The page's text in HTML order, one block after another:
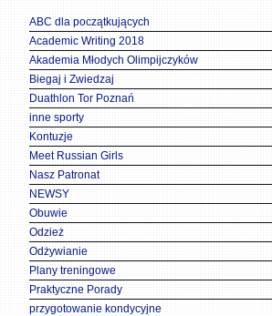
ABC dla początkujących
Academic Writing 2018
Akademia Młodych Olimpijczyków
Biegaj i Zwiedzaj
Duathlon Tor Poznań
inne sporty
Kontuzje
Meet Russian Girls
Nasz Patronat
NEWSY
Obuwie
Odzież
Odżywianie
Plany treningowe
Praktyczne Porady
przygotowanie kondycyjne